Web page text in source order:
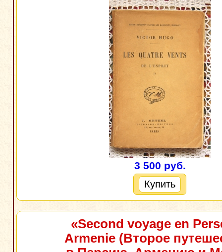
3 500 руб.
Купить
«Second voyage en
Armenie (Второе